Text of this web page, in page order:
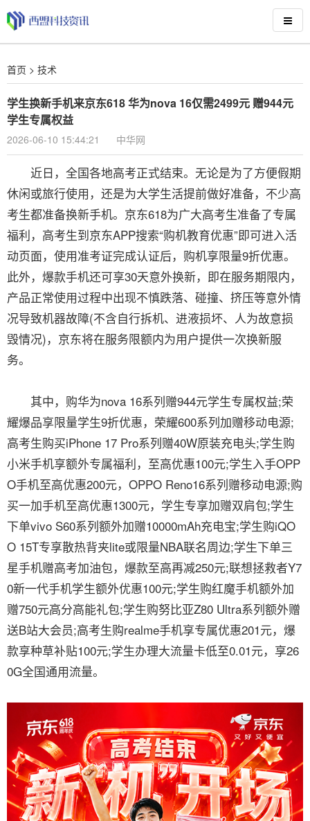
首页 > 技术
学生换新手机来京东618 华为nova 16仅需2499元 赠944元
学生专属权益
2026-06-10 15:44:21 中华网
近日，全国各地高考正式结束。无论是为了方便假期
休闲或旅行使用，还是为大学生活提前做好准备，不少高
考生都准备换新手机。京东618为广大高考生准备了专属
福利，高考生到京东APP搜索“购机教育优惠”即可进入活
动页面，使用准考证完成认证后，购机享限量9折优惠。
此外，爆款手机还可享30天意外换新，即在服务期限内，
产品正常使用过程中出现不慎跌落、碰撞、挤压等意外情
况导致机器故障(不含自行拆机、进液损坏、人为故意损
毁情况)，京东将在服务限额内为用户提供一次换新服
务。
其中，购华为nova 16系列赠944元学生专属权益;荣
耀爆品享限量学生9折优惠，荣耀600系列加赠移动电源;
高考生购买iPhone 17 Pro系列赠40W原装充电头;学生购
小米手机享额外专属福利，至高优惠100元;学生入手OPP
O手机至高优惠200元，OPPO Reno16系列赠移动电源;购
买一加手机至高优惠1300元，学生专享加赠双肩包;学生
下单vivo S60系列额外加赠10000mAh充电宝;学生购iQO
O 15T专享散热背夹lite或限量NBA联名周边;学生下单三
星手机赠高考加油包，爆款至高再减250元;联想拯救者Y7
0新一代手机学生额外优惠100元;学生购红魔手机额外加
赠750元高分高能礼包;学生购努比亚Z80 Ultra系列额外赠
送B站大会员;高考生购realme手机享专属优惠201元，爆
款享种草补贴100元;学生办理大流量卡低至0.01元，享26
0G全国通用流量。